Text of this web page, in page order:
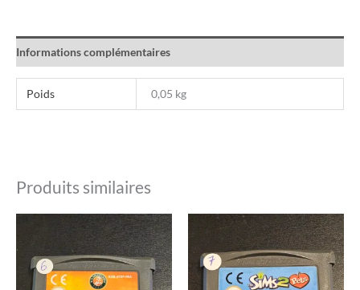
Informations complémentaires
Poids 0,05 kg
Produits similaires